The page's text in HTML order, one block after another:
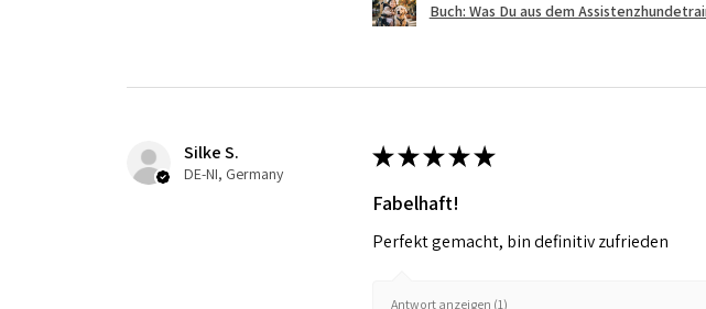
Buch: Was Du aus dem
Silke S.
DE-NI, Germany
★ ★ ★ ★ ★
Fabelhaft!
Perfekt gemacht, bin definitiv zufrieden
Antwort anzeigen (1)